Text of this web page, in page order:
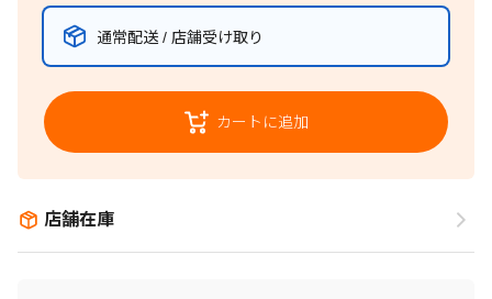
通常配送 / 店舗受け取り
カートに追加
店舗在庫